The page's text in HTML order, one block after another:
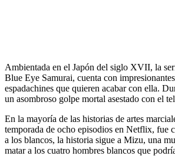
Ambientada en el Japón del siglo XVII, la
Blue Eye Samurai, cuenta con
espadachines que quieren acabar con ella.
un asombroso golpe mortal asestado con el
En la mayoría de las historias de artes
temporada de ocho episodios en Netflix, fue
a los blancos, la historia sigue a Mizu, una
matar a los cuatro hombres blancos que